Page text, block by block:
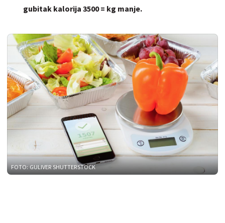
gubitak kalorija 3500 = kg manje.
FOTO: GULIVER SHUTTERSTOCK